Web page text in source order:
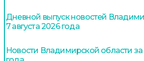
Дневной выпуск новостей
7 августа 2026 года
Новости Владимирской области за